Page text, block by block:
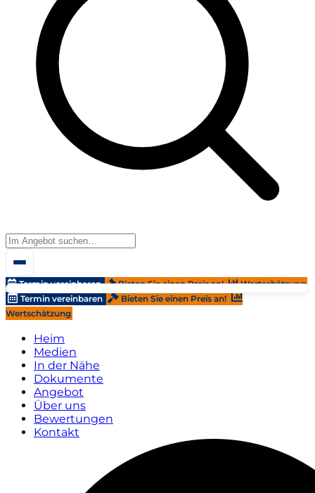
Termin vereinbaren Bieten Sie einen Preis an!
Wertschätzung
Termin vereinbaren
Bieten Sie einen Preis an!
Wertschätzung
Heim
Medien
In der Nähe
Dokumente
Angebot
Über uns
Bewertungen
Kontakt